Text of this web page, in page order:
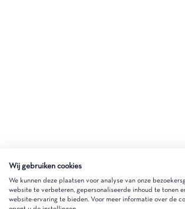
Wij gebruiken cookies
We kunnen deze plaatsen voor analyse van onze
website te verbeteren, gepersonaliseerde inhoud te tonen
website-ervaring te bieden. Voor meer informatie over de